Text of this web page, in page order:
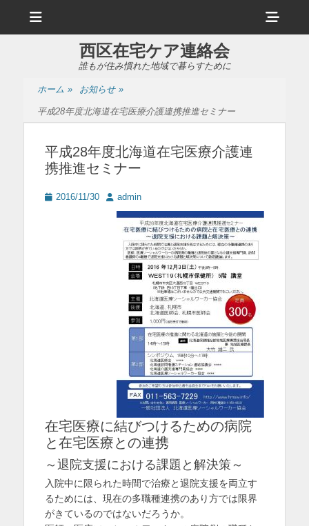
ュ
ヘ
ッ
イ
西区在宅ケア連絡会
誰もが住み慣れた地域で暮らすために
ホーム » お知らせ »
平成28年度北海道在宅医療介護連携推進セミナー
平成28年度北海道在宅医療介護連
携推進セミナー
投 2016/11/30
投 admin
在宅医療に結びつけるための病院
と在宅医療との連携
～退院支援における課題と解決策～
入院中に限られた時間で治療と退院支援を両立す
るためには、現在の多職種連携のあり方では限界
がきているのではないだろうか。